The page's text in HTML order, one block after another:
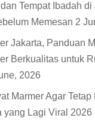
Tempat Ibadah
Memesan 2
Jakarta, Panduan
Berkualitas untuk
2026
Marmer Agar
yang Lagi Viral 2026